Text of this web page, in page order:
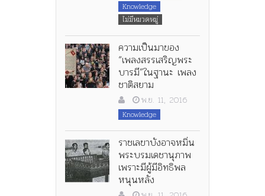
Knowledge
ไม่มีหมวดหมู่
ความเป็นมาของ
“เพลงสรรเสริญพระ
บารมี”ในฐานะ เพลง
ชาติสยาม
พ.ย. 11, 2016
Knowledge
ราชเลขาบังอาจหมิ่น
พระบรมเดชานุภาพ
เพราะมีผู้มีอิทธิพล
หนุนหลัง